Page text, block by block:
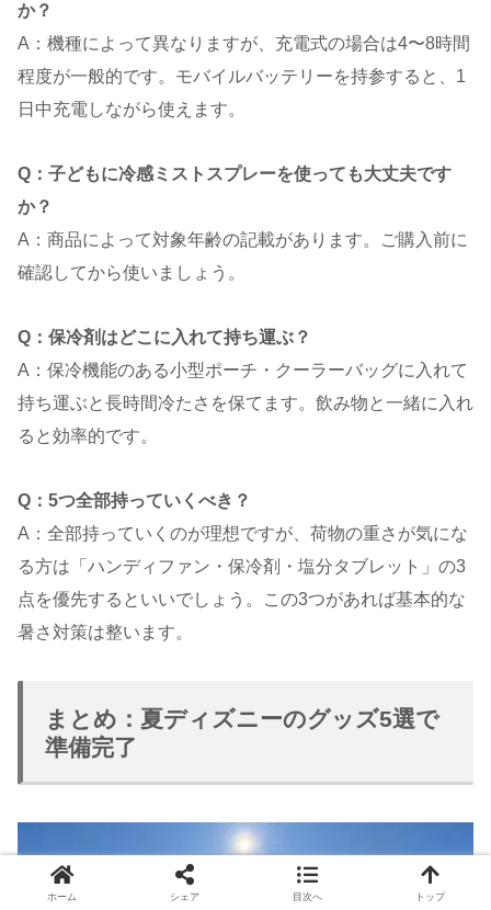
か？
A：機種によって異なりますが、充電式の場合は4〜8時間
程度が一般的です。モバイルバッテリーを持参すると、1
日中充電しながら使えます。
Q：子どもに冷感ミストスプレーを使っても大丈夫です
か？
A：商品によって対象年齢の記載があります。ご購入前に
確認してから使いましょう。
Q：保冷剤はどこに入れて持ち運ぶ？
A：保冷機能のある小型ポーチ・クーラーバッグに入れて
持ち運ぶと長時間冷たさを保てます。飲み物と一緒に入れ
ると効率的です。
Q：5つ全部持っていくべき？
A：全部持っていくのが理想ですが、荷物の重さが気にな
る方は「ハンディファン・保冷剤・塩分タブレット」の3
点を優先するといいでしょう。この3つがあれば基本的な
暑さ対策は整います。
まとめ：夏ディズニーのグッズ5選で
準備完了
ホーム シェア 目次へ トップ